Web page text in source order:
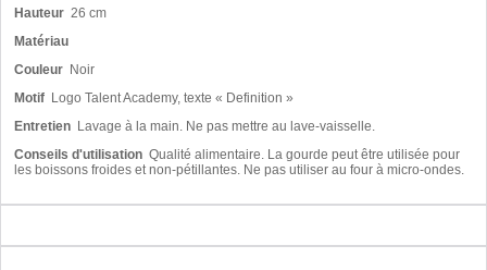
Hauteur 26 cm
Matériau
Couleur Noir
Motif Logo Talent Academy, texte « Definition »
Entretien Lavage à la main. Ne pas mettre au lave-vaisselle.
Conseils d'utilisation Qualité alimentaire. La gourde peut être utilisée pour
les boissons froides et non-pétillantes. Ne pas utiliser au four à micro-ondes.